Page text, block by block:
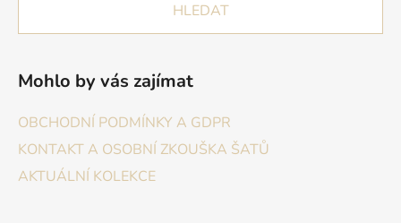
HLEDAT
Mohlo by vás zajímat
OBCHODNÍ PODMÍNKY A GDPR
KONTAKT A OSOBNÍ ZKOUŠKA ŠATŮ
AKTUÁLNÍ KOLEKCE